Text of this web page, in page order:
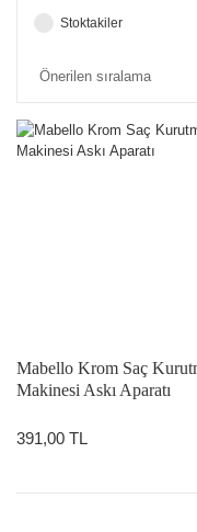
Stoktakiler
Mabello Krom Saç
Makinesi Askı Aparatı
391,00 TL